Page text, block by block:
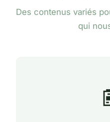
Des contenus variés
qui